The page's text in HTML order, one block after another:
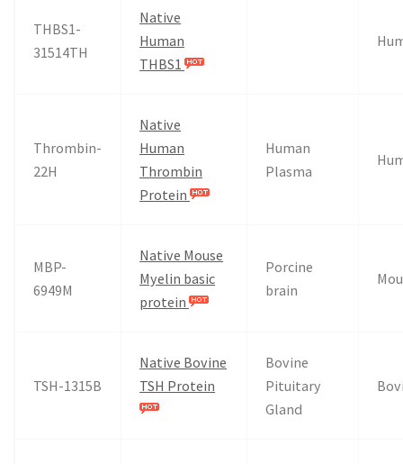
THBS1-
31514TH
Native
Human
THBS1
Thrombin-
22H
Native
Human
Thrombin
Protein
Human
Plasma
MBP-
6949M
Native Mouse
Myelin basic
protein
Porcine
brain
TSH-1315B
Native Bovine
TSH Protein
Bovine
Pituitary
Gland